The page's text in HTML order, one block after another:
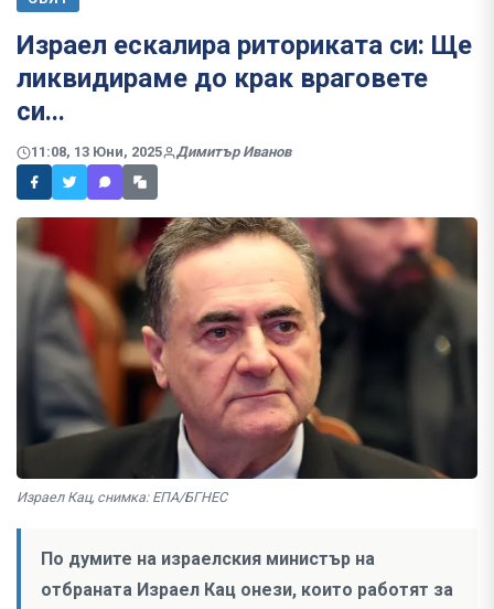
Израел ескалира риториката си: Ще
ликвидираме до крак враговете
си...
11:08, 13 Юни, 2025 Димитър Иванов
Израел Кац, снимка: ЕПА/БГНЕС
По думите на израелския министър на
отбраната Израел Кац онези, които работят за